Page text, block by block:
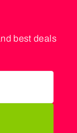
best deals